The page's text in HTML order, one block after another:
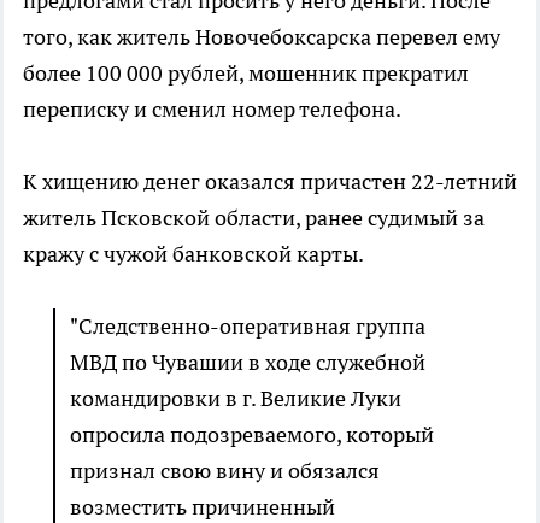
того, как житель Новочебоксарска перевел ему
более 100 000 рублей, мошенник прекратил
переписку и сменил номер телефона.
К хищению денег оказался причастен 22-летний
житель Псковской области, ранее судимый за
кражу с чужой банковской карты.
"Следственно-оперативная группа
МВД по Чувашии в ходе служебной
командировки в г. Великие Луки
опросила подозреваемого, который
признал свою вину и обязался
возместить причиненный